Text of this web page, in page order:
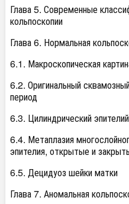
Глава 5. Современные
кольпоскопии
Глава 6. Нормальная
6.1. Макроскопическая
6.2. Оригинальный
период
6.3. Цилиндрический эпителий
6.4. Метаплазия
эпителия, открытые и
6.5. Децидуоз шейки матки
Глава 7. Аномальная